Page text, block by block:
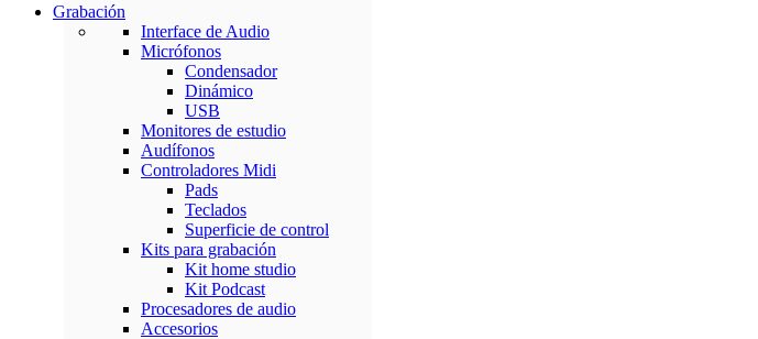
GAMER CONTROLLER
Shop Now
Grabación
Interface de Audio
Micrófonos
Condensador
Dinámico
USB
Monitores de estudio
Audífonos
Controladores Midi
Pads
Teclados
Superficie de control
Kits para grabación
Kit home studio
Kit Podcast
Procesadores de audio
Accesorios